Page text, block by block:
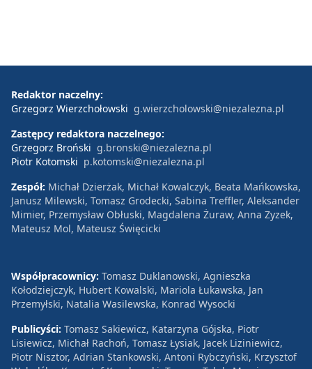
Redaktor naczelny:
Grzegorz Wierzchołowski g.wierzcholowski@niezalezna.pl
Zastępcy redaktora naczelnego:
Grzegorz Broński g.bronski@niezalezna.pl
Piotr Kotomski p.kotomski@niezalezna.pl
Zespół: Michał Dzierżak, Michał Kowalczyk, Beata Mańkowska,
Janusz Milewski, Tomasz Grodecki, Sabina Treffler, Aleksander
Mimier, Przemysław Obłuski, Magdalena Żuraw, Anna Zyzek,
Mateusz Mol, Mateusz Święcicki
Współpracownicy: Tomasz Duklanowski, Agnieszka
Kołodziejczyk, Hubert Kowalski, Mariola Łukawska, Jan
Przemyłski, Natalia Wasilewska, Konrad Wysocki
Publicyści: Tomasz Sakiewicz, Katarzyna Gójska, Piotr
Lisiewicz, Michał Rachoń, Tomasz Łysiak, Jacek Liziniewicz,
Piotr Nisztor, Adrian Stankowski, Antoni Rybczyński, Krzysztof